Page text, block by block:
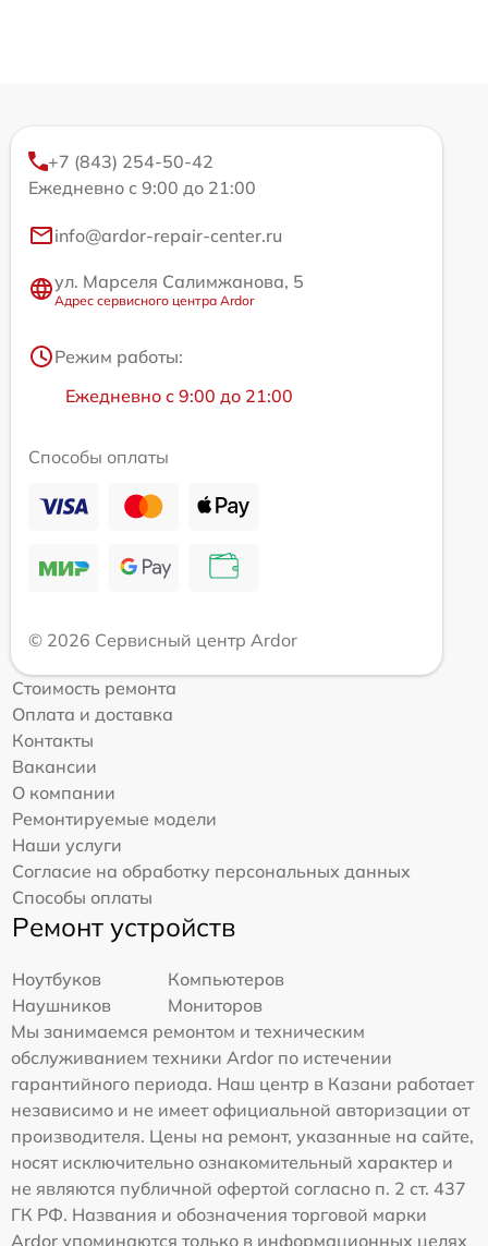
+7 (843) 254-50-42
Ежедневно с 9:00 до 21:00
info@ardor-repair-center.ru
ул. Марселя Салимжанова, 5
Адрес сервисного центра Ardor
Режим работы:
Ежедневно с 9:00 до 21:00
Способы оплаты
© 2026 Сервисный центр Ardor
Стоимость ремонта
Оплата и доставка
Контакты
Вакансии
О компании
Ремонтируемые модели
Наши услуги
Согласие на обработку персональных данных
Способы оплаты
Ремонт устройств
Ноутбуков
Компьютеров
Наушников
Мониторов
Мы занимаемся ремонтом и техническим
обслуживанием техники Ardor по истечении
гарантийного периода. Наш центр в Казани работает
независимо и не имеет официальной авторизации от
производителя. Цены на ремонт, указанные на сайте,
носят исключительно ознакомительный характер и
не являются публичной офертой согласно п. 2 ст. 437
ГК РФ. Названия и обозначения торговой марки
Ardor упоминаются только в информационных целях